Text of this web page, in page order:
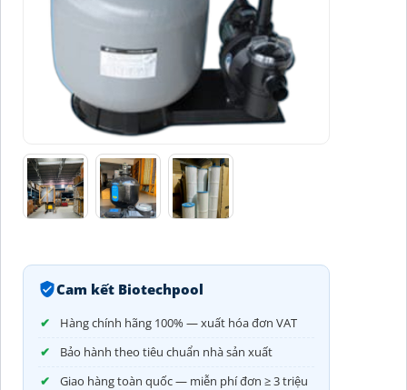
Cam kết Biotechpool
Hàng chính hãng 100% — xuất hóa đơn VAT
Bảo hành theo tiêu chuẩn nhà sản xuất
Giao hàng toàn quốc — miễn phí đơn ≥ 3 triệu